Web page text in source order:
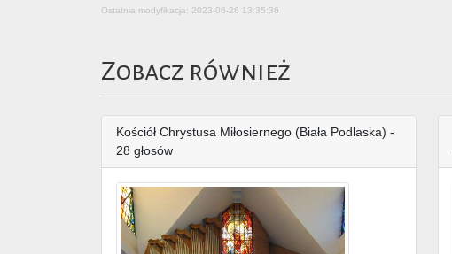
Ostatnia modyfikacja: 2023-06-26 13:35:36
Zobacz również
Kościół Chrystusa Miłosiernego (Biała Podlaska) -
28 głosów